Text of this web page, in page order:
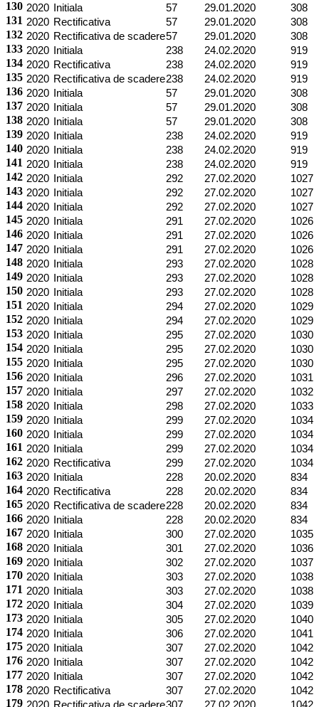
130 2020 Initiala 57 29.01.2020 308
131 2020 Rectificativa 57 29.01.2020 308
132 2020 Rectificativa de scadere57 29.01.2020 308
133 2020 Initiala 238 24.02.2020 919
134 2020 Rectificativa 238 24.02.2020 919
135 2020 Rectificativa de scadere238 24.02.2020 919
136 2020 Initiala 57 29.01.2020 308
137 2020 Initiala 57 29.01.2020 308
138 2020 Initiala 57 29.01.2020 308
139 2020 Initiala 238 24.02.2020 919
140 2020 Initiala 238 24.02.2020 919
141 2020 Initiala 238 24.02.2020 919
142 2020 Initiala 292 27.02.2020 1027
143 2020 Initiala 292 27.02.2020 1027
144 2020 Initiala 292 27.02.2020 1027
145 2020 Initiala 291 27.02.2020 1026
146 2020 Initiala 291 27.02.2020 1026
147 2020 Initiala 291 27.02.2020 1026
148 2020 Initiala 293 27.02.2020 1028
149 2020 Initiala 293 27.02.2020 1028
150 2020 Initiala 293 27.02.2020 1028
151 2020 Initiala 294 27.02.2020 1029
152 2020 Initiala 294 27.02.2020 1029
153 2020 Initiala 295 27.02.2020 1030
154 2020 Initiala 295 27.02.2020 1030
155 2020 Initiala 295 27.02.2020 1030
156 2020 Initiala 296 27.02.2020 1031
157 2020 Initiala 297 27.02.2020 1032
158 2020 Initiala 298 27.02.2020 1033
159 2020 Initiala 299 27.02.2020 1034
160 2020 Initiala 299 27.02.2020 1034
161 2020 Initiala 299 27.02.2020 1034
162 2020 Rectificativa 299 27.02.2020 1034
163 2020 Initiala 228 20.02.2020 834
164 2020 Rectificativa 228 20.02.2020 834
165 2020 Rectificativa de scadere228 20.02.2020 834
166 2020 Initiala 228 20.02.2020 834
167 2020 Initiala 300 27.02.2020 1035
168 2020 Initiala 301 27.02.2020 1036
169 2020 Initiala 302 27.02.2020 1037
170 2020 Initiala 303 27.02.2020 1038
171 2020 Initiala 303 27.02.2020 1038
172 2020 Initiala 304 27.02.2020 1039
173 2020 Initiala 305 27.02.2020 1040
174 2020 Initiala 306 27.02.2020 1041
175 2020 Initiala 307 27.02.2020 1042
176 2020 Initiala 307 27.02.2020 1042
177 2020 Initiala 307 27.02.2020 1042
178 2020 Rectificativa 307 27.02.2020 1042
179